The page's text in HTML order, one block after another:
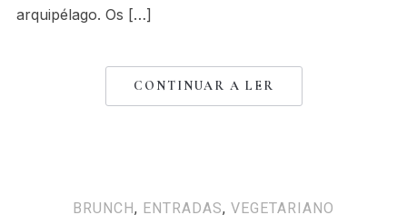
arquipélago. Os […]
CONTINUAR A LER
BRUNCH, ENTRADAS, VEGETARIANO